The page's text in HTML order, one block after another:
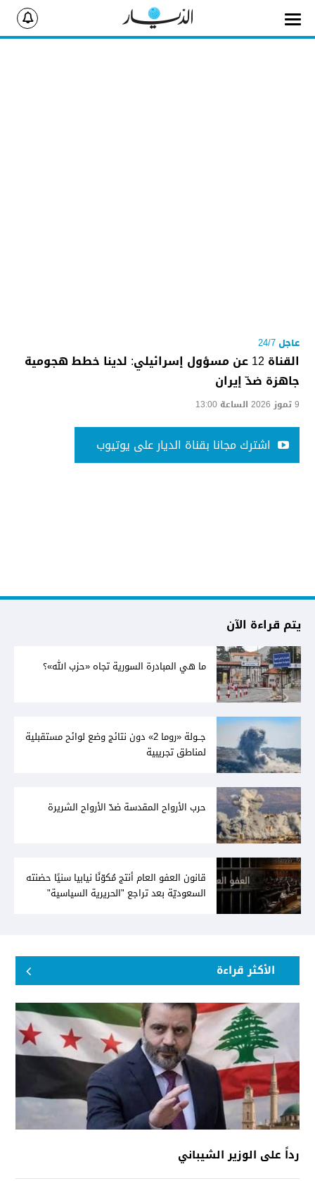
عاجل 24/7
القناة 12 عن مسؤول إسرائيلي: لدينا خطط هجومية
جاهزة ضدّ إيران
9 تموز 2026 الساعة 13:00
اشترك مجانا بقناة الديار على يوتيوب
يتم قراءة الآن
ما هي المبادرة السورية تجاه «حزب الله»؟
جــولة «روما 2» دون نتائج وضع لوائح مستقبلية
لمناطق تجريبية
حرب الأرواح المقدسة ضدّ الأرواح الشريرة
قانون العفو العام أنتج مُكوّنًا نيابيا سنيًا حضنته
السعوديّة بعد تراجع "الحريرية السياسية"
الأكثر قراءة
رداً على الوزير الشيباني